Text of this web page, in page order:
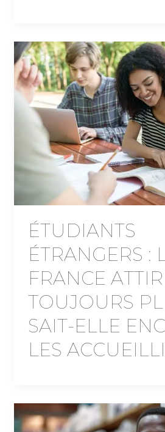
ÉTUDIANTS
ÉTRANGERS :
FRANCE
TOUJOURS
SAIT-ELLE
LES